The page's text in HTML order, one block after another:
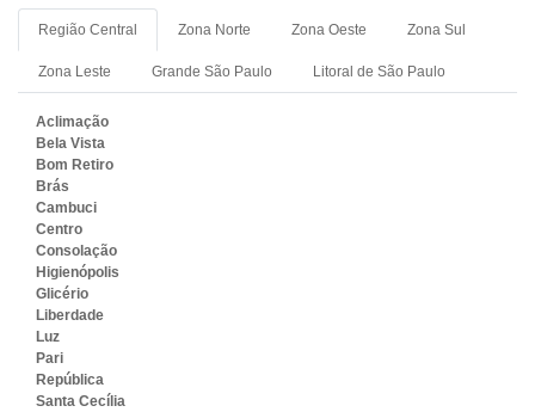
Região Central Zona Norte Zona Oeste Zona Sul
Zona Leste Grande São Paulo Litoral de São Paulo
Aclimação
Bela Vista
Bom Retiro
Brás
Cambuci
Centro
Consolação
Higienópolis
Glicério
Liberdade
Luz
Pari
República
Santa Cecília